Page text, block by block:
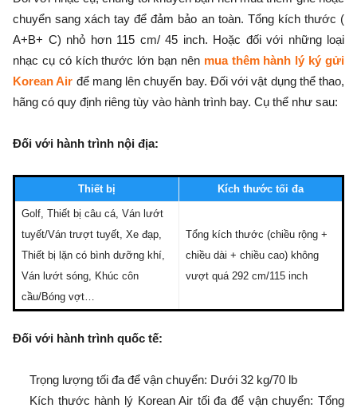
chuyển sang xách tay để đảm bảo an toàn. Tổng kích thước (
A+B+ C) nhỏ hơn 115 cm/ 45 inch. Hoặc đối với những loại
nhạc cụ có kích thước lớn bạn nên mua thêm hành lý ký gửi
Korean Air để mang lên chuyến bay. Đối với vật dụng thể thao,
hãng có quy định riêng tùy vào hành trình bay. Cụ thể như sau:
Đối với hành trình nội địa:
Thiết bị Kích thước tối đa
Golf, Thiết bị câu cá, Ván lướt
tuyết/Ván trượt tuyết, Xe đạp,
Thiết bị lặn có bình dưỡng khí,
Ván lướt sóng, Khúc côn
cầu/Bóng vợt…
Tổng kích thước (chiều rộng +
chiều dài + chiều cao) không
vượt quá 292 cm/115 inch
Đối với hành trình quốc tế:
Trọng lượng tối đa để vận chuyển: Dưới 32 kg/70 lb
Kích thước hành lý Korean Air tối đa để vận chuyển: Tổng